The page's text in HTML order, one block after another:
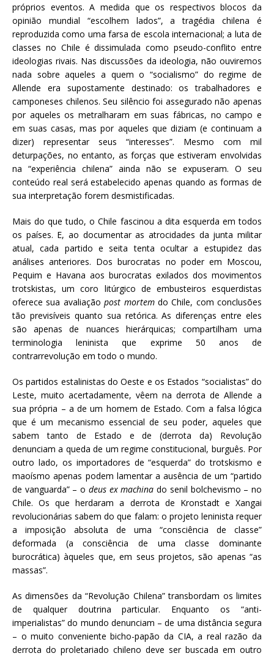
próprios eventos. A medida que os respectivos blocos da
opinião mundial “escolhem lados”, a tragédia chilena é
reproduzida como uma farsa de escola internacional; a luta de
classes no Chile é dissimulada como pseudo-conflito entre
ideologias rivais. Nas discussões da ideologia, não ouviremos
nada sobre aqueles a quem o “socialismo” do regime de
Allende era supostamente destinado: os trabalhadores e
camponeses chilenos. Seu silêncio foi assegurado não apenas
por aqueles os metralharam em suas fábricas, no campo e
em suas casas, mas por aqueles que diziam (e continuam a
dizer) representar seus “interesses”. Mesmo com mil
deturpações, no entanto, as forças que estiveram envolvidas
na “experiência chilena” ainda não se expuseram. O seu
conteúdo real será estabelecido apenas quando as formas de
sua interpretação forem desmistificadas.
Mais do que tudo, o Chile fascinou a dita esquerda em todos
os países. E, ao documentar as atrocidades da junta militar
atual, cada partido e seita tenta ocultar a estupidez das
análises anteriores. Dos burocratas no poder em Moscou,
Pequim e Havana aos burocratas exilados dos movimentos
trotskistas, um coro litúrgico de embusteiros esquerdistas
oferece sua avaliaçãopost mortemdo Chile, com conclusões
tão previsíveis quanto sua retórica. As diferenças entre eles
são apenas de nuances hierárquicas; compartilham uma
terminologia leninista que exprime 50 anos de
contrarrevolução em todo o mundo.
Os partidos estalinistas do Oeste e os Estados “socialistas” do
Leste, muito acertadamente, vêem na derrota de Allende a
sua própria – a de um homem de Estado. Com a falsa lógica
que é um mecanismo essencial de seu poder, aqueles que
sabem tanto de Estado e de (derrota da) Revolução
denunciam a queda de um regime constitucional, burguês. Por
outro lado, os importadores de “esquerda” do trotskismo e
maoísmo apenas podem lamentar a ausência de um “partido
de vanguarda” – o deus ex machina do senil bolchevismo – no
Chile. Os que herdaram a derrota de Kronstadt e Xangai
revolucionárias sabem do que falam: o projeto leninista requer
a imposição absoluta de uma “consciência de classe”
deformada (a consciência de uma classe dominante
burocrática) àqueles que, em seus projetos, são apenas “as
massas”.
As dimensões da “Revolução Chilena” transbordam os limites
de qualquer doutrina particular. Enquanto os “anti-
imperialistas” do mundo denunciam – de uma distância segura
– o muito conveniente bicho-papão da CIA, a real razão da
derrota do proletariado chileno deve ser buscada em outro